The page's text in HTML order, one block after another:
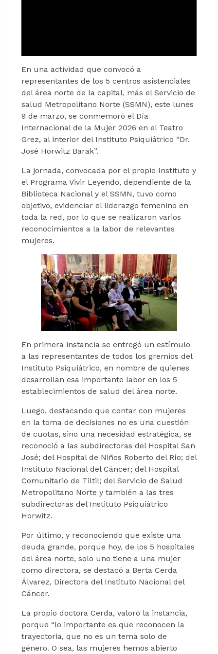
En una actividad que convocó a
representantes de los 5 centros asistenciales
del área norte de la capital, más el Servicio de
salud Metropolitano Norte (SSMN), este lunes
9 de marzo, se conmemoró el Día
Internacional de la Mujer 2026 en el Teatro
Grez, al interior del Instituto Psiquiátrico “Dr.
José Horwitz Barak”.
La jornada, convocada por el propio Instituto y
el Programa Vivir Leyendo, dependiente de la
Biblioteca Nacional y el SSMN, tuvo como
objetivo, evidenciar el liderazgo femenino en
toda la red, por lo que se realizaron varios
reconocimientos a la labor de relevantes
mujeres.
En primera instancia se entregó un estímulo
a las representantes de todos los gremios del
Instituto Psiquiátrico, en nombre de quienes
desarrollan esa importante labor en los 5
establecimientos de salud del área norte.
Luego, destacando que contar con mujeres
en la toma de decisiones no es una cuestión
de cuotas, sino una necesidad estratégica, se
reconoció a las subdirectoras del Hospital San
José; del Hospital de Niños Roberto del Río; del
Instituto Nacional del Cáncer; del Hospital
Comunitario de Tiltil; del Servicio de Salud
Metropolitano Norte y también a las tres
subdirectoras del Instituto Psiquiátrico
Horwitz.
Por último, y reconociendo que existe una
deuda grande, porque hoy, de los 5 hospitales
del área norte, solo uno tiene a una mujer
como directora, se destacó a Berta Cerda
Álvarez, Directora del Instituto Nacional del
Cáncer.
La propio doctora Cerda, valoró la instancia,
porque “lo importante es que reconocen la
trayectoria, que no es un tema solo de
género. O sea, las mujeres hemos abierto